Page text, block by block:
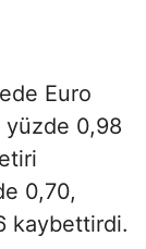
Euro
0,98
0,70,
kaybettirdi.